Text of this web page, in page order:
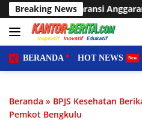
Langsung
ke
konten
Breaking NewsSering Dilanda
BERANDA HOT NEWS
Beranda » BPJS Kesehatan
Pemkot Bengkulu